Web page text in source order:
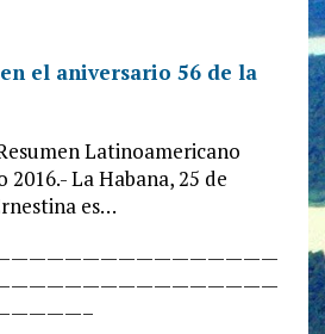
el aniversario 56 de la
Latinoamericano
2016.- La Habana, 25 de
es…